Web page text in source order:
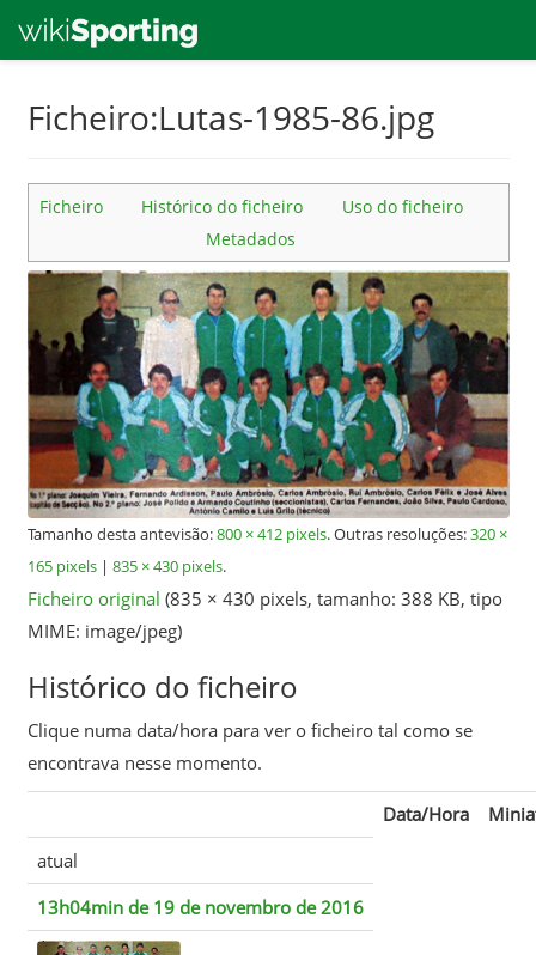
content
Ficheiro:Lutas-1985-86.jpg
Ficheiro Histórico do ficheiro
Uso do ficheiro
Metadados
Tamanho desta antevisão:800 × 412 pixels.Outras resoluções:320 ×
165 pixels| 835 × 430 pixels.
Ficheiro original (835 × 430 pixels, tamanho: 388 KB, tipo
MIME: image/jpeg)
Histórico do ficheiro
Clique numa data/hora para ver o ficheiro tal como se
encontrava nesse momento.
Data/Hora
atual
13h04min de 19 de novembro de 2016